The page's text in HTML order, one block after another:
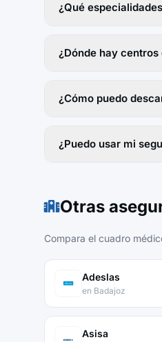
¿Qué
¿Dónde hay
¿Cómo puedo
¿Puedo usar mi
Otras
Compara el cuadro
Adeslas
en Badajoz
Asisa